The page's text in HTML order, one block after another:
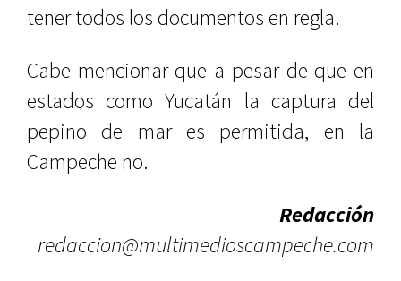
tener todos los documentos en regla.
Cabe mencionar que a pesar de que en
estados como Yucatán la captura del
pepino de mar es permitida, en la
Campeche no.
Redacción
redaccion@multimedioscampeche.com